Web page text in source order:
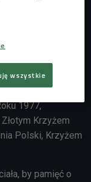
- 15-letniej
zamachu na
więźniem obozu
Domów
1977,
Krzyżem
Polski, Krzyżem
by pamięć o
wszystkie